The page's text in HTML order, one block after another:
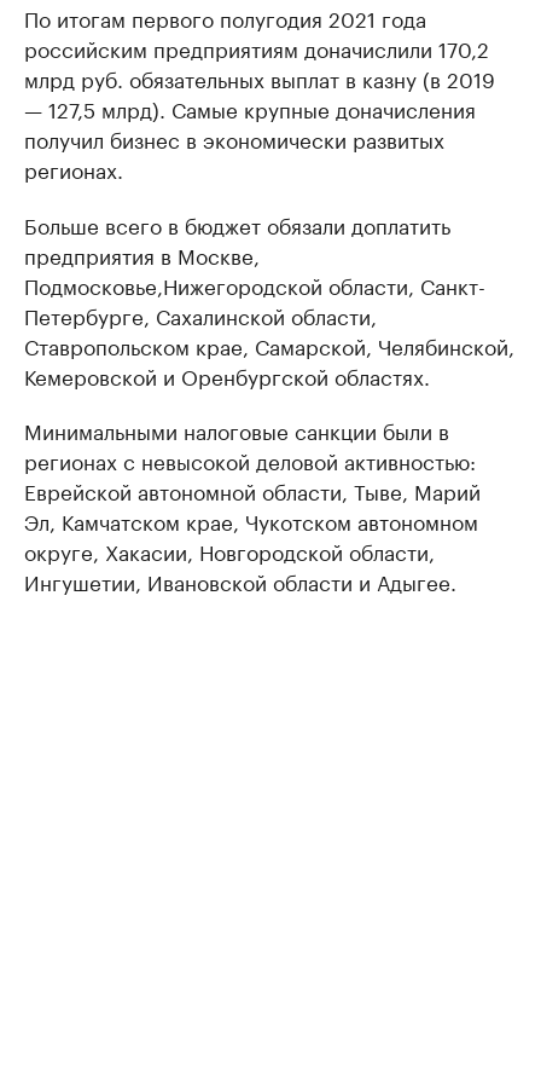
По итогам первого полугодия 2021 года
российским предприятиям доначислили 170,2
млрд руб. обязательных выплат в казну (в 2019
— 127,5 млрд). Самые крупные доначисления
получил бизнес в экономически развитых
регионах.
Больше всего в бюджет обязали доплатить
предприятия в Москве,
Подмосковье,Нижегородской области, Санкт-
Петербурге, Сахалинской области,
Ставропольском крае, Самарской, Челябинской,
Кемеровской и Оренбургской областях.
Минимальными налоговые санкции были в
регионах с невысокой деловой активностью:
Еврейской автономной области, Тыве, Марий
Эл, Камчатском крае, Чукотском автономном
округе, Хакасии, Новгородской области,
Ингушетии, Ивановской области и Адыгее.